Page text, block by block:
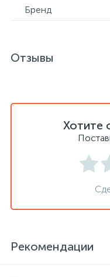
Бренд
Отзывы
Хотите
Рекомендации
Сейфы
Сейфы
Сейфы
Сейфы
Сейфы
Сейфы огне-